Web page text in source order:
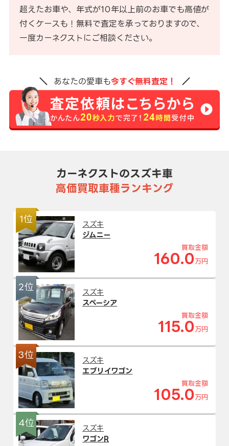
超えたお車や、年式が10年以上前のお車でも高値が
付くケースも！無料で査定を承っておりますので、
一度カーネクストにご相談ください。
あなたの愛車も今すぐ無料査定！
カーネクストのスズキ車
高価買取車種ランキング
1位
スズキ
ジムニー
買取金額
160.0 万円
2位
スズキ
スペーシア
買取金額
115.0 万円
3位
スズキ
エブリイワゴン
買取金額
105.0 万円
4位
スズキ
ワゴンR